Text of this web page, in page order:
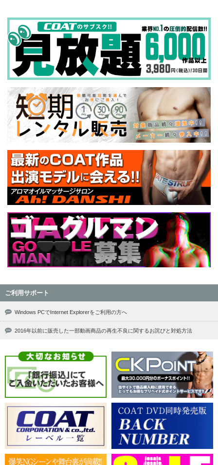
ご利用サポート
Windows PCでInternet Explorerをご利用の方へ
2016年以前に販売した一部動画商品の再生不良に関するお詫びと対処方法